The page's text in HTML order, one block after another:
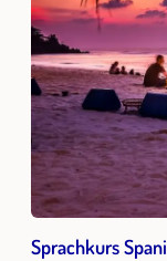
Sprachkurs